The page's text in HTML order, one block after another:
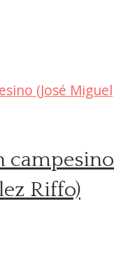
campesino
Riffo)